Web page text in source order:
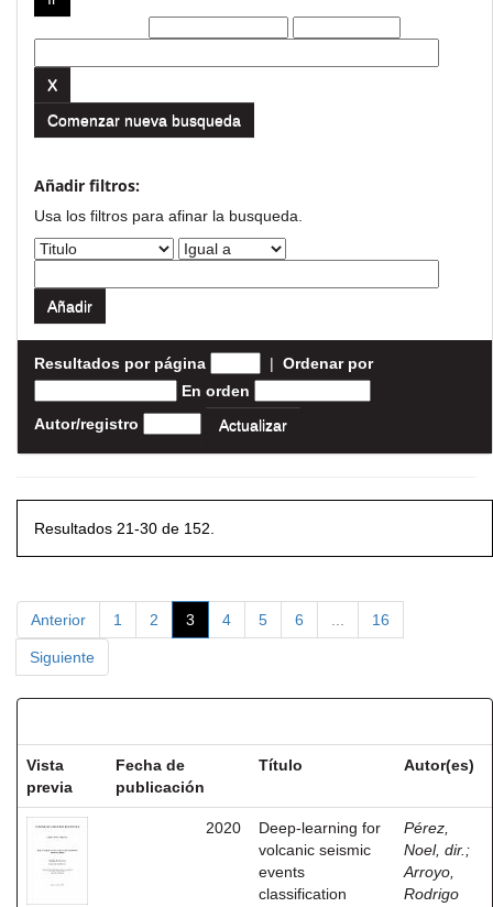
Comenzar nueva busqueda
Añadir filtros:
Usa los filtros para afinar la busqueda.
Resultados por página | Ordenar por
En orden
Autor/registro
Resultados 21-30 de 152.
Anterior 1 2 3 4 5 6 16
Siguiente
Vista
previa
Fecha de
publicación
Título Autor(es)
2020
Deep-learning for
volcanic seismic
events
classification
Pérez,
Noel, dir. ;
Arroyo,
Rodrigo